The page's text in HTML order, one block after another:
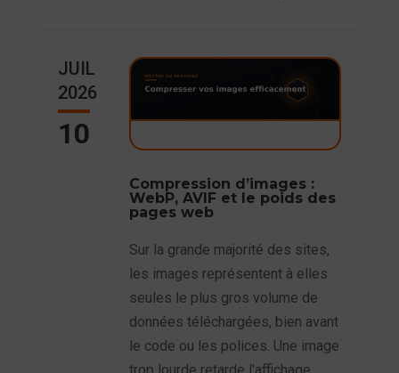
JUIL
2026
10
Compression d’images :
WebP, AVIF et le poids des
pages web
Sur la grande majorité des sites,
les images représentent à elles
seules le plus gros volume de
données téléchargées, bien avant
le code ou les polices. Une image